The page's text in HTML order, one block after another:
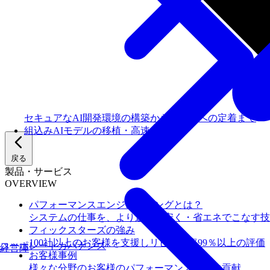
戻る
製品・サービス
OVERVIEW
パフォーマンスエンジニアリングとは？
システムの仕事を、より速く・安く・省エネでこなす
フィックスターズの​強み
100社以上のお客様を支援しリピート率99％以上の評価
お客様事例
様々な分野のお客様のパフォーマンス向上に貢献
経営陣
セキュアなAI開発環境の構築からチームへの定着まで
組込みAIモデルの移植・高速化
コーポレートガバナンス